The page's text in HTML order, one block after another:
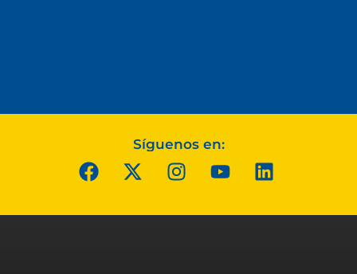
Síguenos en: